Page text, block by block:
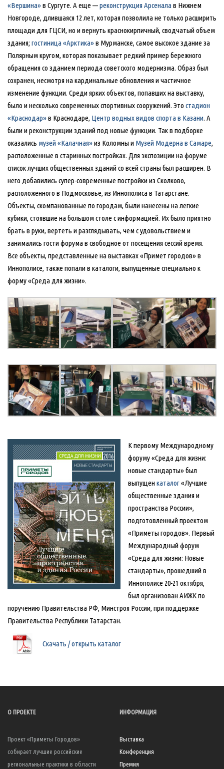
«Вершина»в Сургуте. А еще —реконструкция Арсенала в Нижнем
Новгороде, длившаяся 12 лет, которая позволила не только расширить
площади для ГЦСИ, но и вернуть краснокирпичный, сводчатый объем
здания; гостиница «Арктика»в Мурманске, самое высокое здание за
Полярным кругом, которая показывает редкий пример бережного
обращения со зданием периода советского модернизма. Образ был
сохранен, несмотря на кардинальные обновления и частичное
изменение функции. Среди ярких объектов, попавших на выставку,
было и несколько современных спортивных сооружений. Это стадион
«Краснодар»в Краснодаре, Центр водных видов спорта в Казани. А
были и реконструкции зданий под новые функции. Так в подборке
оказались музей «Калачная»из Коломны и Музей Модерна в Самаре,
расположенные в старинных постройках. Для экспозиции на форуме
список лучших общественных зданий со всей страны был расширен. В
него добавились супер-современные постройки из Сколково,
расположенного в Подмосковье, из Иннополиса в Татарстане.
Объекты, скомпанованные по городам, были нанесены на легкие
кубики, стоявшие на большом столе с информацией. Их было приятно
брать в руки, вертеть и разглядывать, чем с удовольствием и
занимались гости форума в свободное от посещения сессий время.
Все объекты, представленные на выставках «Примет городов» в
Иннополисе, также попали в каталоги, выпущенные специально к
форму «Среда для жизни».
К первому Международному
форуму «Среда для жизни:
новые стандарты» был
выпущен каталог«Лучшие
общественные здания и
пространства России»,
подготовленный проектом
«Приметы городов». Первый
Международный форум
«Среда для жизни: Новые
стандарты», прошедший в
Иннополисе 20-21 октября,
был организован АИЖК по
поручению Правительства РФ, Минстроя России, при поддержке
Правительства Республики Татарстан.
Скачать / открыть каталог
О ПРОЕКТЕ
Проект «Приметы Городов»
собирает лучшие российские
региональные практики в области
ИНФОРМАЦИЯ
Выставка
Конференция
Премия